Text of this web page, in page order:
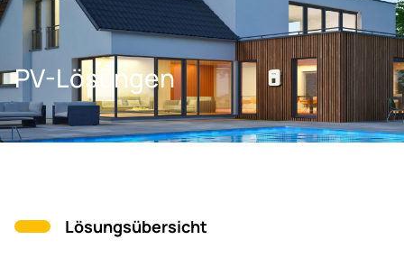
PV-Lösungen
Lösungsübersicht